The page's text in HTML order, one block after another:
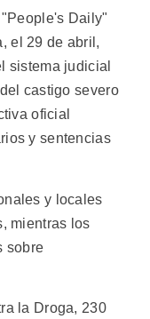
Daily"
el 29 de abril,
sistema judicial
castigo severo
oficial
y sentencias
y locales
mientras los
sobre
la Droga, 230